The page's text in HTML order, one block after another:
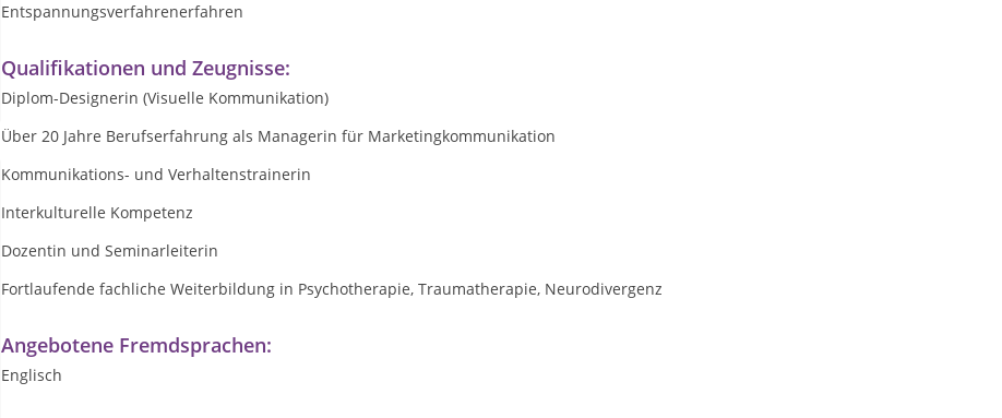
Entspannungsverfahrenerfahren
Qualifikationen und Zeugnisse:
Diplom-Designerin (Visuelle Kommunikation)
Über 20 Jahre Berufserfahrung als Managerin für Marketingkommunikation
Kommunikations- und Verhaltenstrainerin
Interkulturelle Kompetenz
Dozentin und Seminarleiterin
Fortlaufende fachliche Weiterbildung in Psychotherapie, Traumatherapie, Neurodivergenz
Angebotene Fremdsprachen:
Englisch